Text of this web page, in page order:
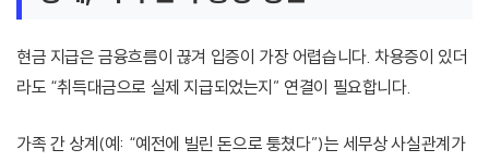
현금 지급은 금융흐름이 끊겨 입증이 가장 어렵습니다. 차용증이 있더
라도 “취득대금으로 실제 지급되었는지” 연결이 필요합니다.
가족 간 상계(예: “예전에 빌린 돈으로 퉁쳤다”)는 세무상 사실관계가